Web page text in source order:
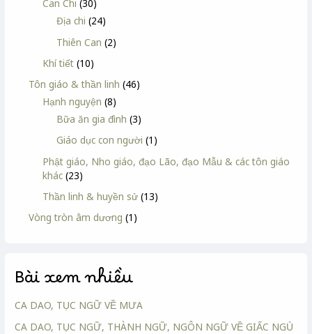
Can Chi (30)
Địa chi (24)
Thiên Can (2)
Khí tiết (10)
Tôn giáo & thần linh (46)
Hạnh nguyện (8)
Bữa ăn gia đình (3)
Giáo dục con người (1)
Phật giáo, Nho giáo, đạo Lão, đạo Mẫu & các tôn giáo
khác (23)
Thần linh & huyền sử (13)
Vòng tròn âm dương (1)
Bài xem nhiều
CA DAO, TỤC NGỮ VỀ MƯA
CA DAO, TỤC NGỮ, THÀNH NGỮ, NGÔN NGỮ VỀ GIẤC NGỦ